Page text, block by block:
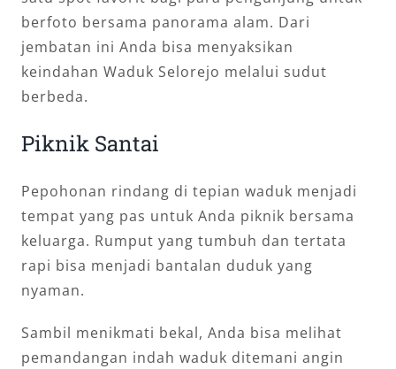
berfoto bersama panorama alam. Dari
jembatan ini Anda bisa menyaksikan
keindahan Waduk Selorejo melalui sudut
berbeda.
Piknik Santai
Pepohonan rindang di tepian waduk menjadi
tempat yang pas untuk Anda piknik bersama
keluarga. Rumput yang tumbuh dan tertata
rapi bisa menjadi bantalan duduk yang
nyaman.
Sambil menikmati bekal, Anda bisa melihat
pemandangan indah waduk ditemani angin